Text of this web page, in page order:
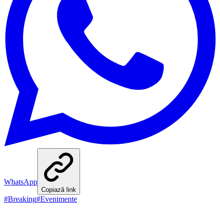
WhatsApp
Copiază link
#Breaking#Evenimente